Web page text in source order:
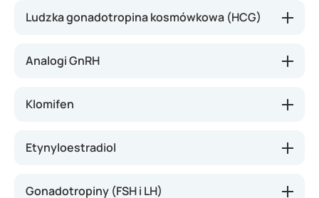
Typowy przebieg procedury IVF wygląda tak:
hormonalnego
Monitorowanie postępów
Zapłodnienie komórek jajowych
Ludzka gonadotropina kosmówkowa (HCG)
Analogi GnRH
Klomifen
Etynyloestradiol
Gonadotropiny (FSH i LH)